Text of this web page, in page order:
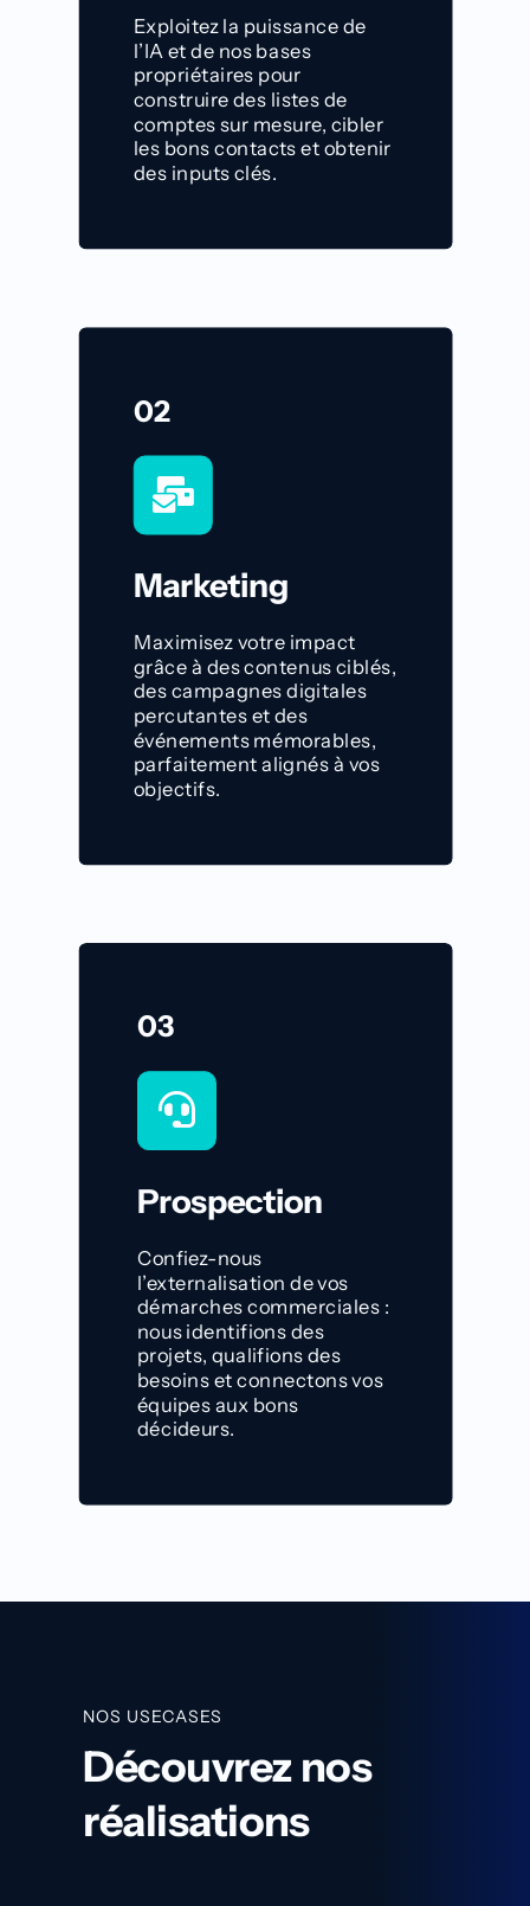
Exploitez la puissance de
l’IA et de nos bases
propriétaires pour
construire des listes de
comptes sur mesure, cibler
les bons contactset obtenir
des inputs clés.
02
Marketing
Maximisez votre impact
grâce à des contenus ciblés,
des campagnes digitales
percutantes et des
événements mémorables,
parfaitement alignés à vos
objectifs.
03
Prospection
Confiez-nous
l’externalisation de vos
démarches commerciales :
nous identifions des
projets, qualifions des
besoins et connectons vos
équipes aux bons
décideurs.
NOS USECASES
Découvrez nos
réalisations